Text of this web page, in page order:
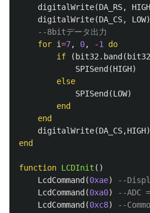
digitalWrite(DA_RS, HIGH
digitalWrite(DA_CS, LOW)
--8bitデータ出力
for i=7, 0, -1
do
if
( bit32 . band ( bit32
SPISend (HIGH)
else
SPISend (LOW)
end
end
digitalWrite(DA_CS,HIGH)
end
function LCDInit ()
LcdCommand (0xae)
--
LcdCommand (0xa0)
--ADC
LcdCommand (0xc8)
--